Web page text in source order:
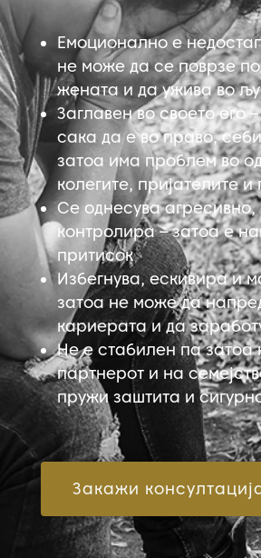
Емоционално е
не може да се поврзе
жената и да ужива во
Заглавен во своето его
сака да е во право,
затоа има проблем во
колегите, пријателите
Се однесува
контролира – затоа е
притисок
Избегнува, ескивира и
затоа не може да
кариерата и да
Не е стабилен па
партнерот и на
пружи заштита и
Закажи